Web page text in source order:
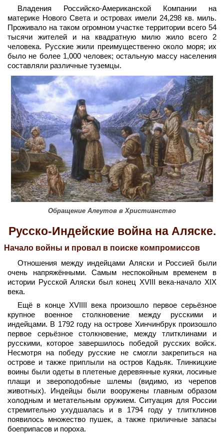
Владения Российско-Американской Компании на
материке Нового Света и островах имели 24,298 кв. миль.
Проживало на таком огромном участке территории всего 54
тысячи жителей и на квадратную милю жило всего 2
человека. Русские жили преимущественно около моря; их
было не более 1,000 человек; остальную массу населения
составляли различные туземцы.
Обращение Алеутов в Христианство
Русско-Индейские война на Аляске.
Начало войны и провал в поиске компромиссов
Отношения между индейцами Аляски и Россией были
очень напряжёнными. Самым неспокойным временем в
истории Русской Аляски был конец XVIII века-начало XIX
века.
Ещё в конце XVIIII века произошло первое серьёзное
крупное военное столкновение между русскими и
индейцами. В 1792 году на острове Хинчинбрук произошло
первое серьёзное столкновение, между тлитклинами и
русскими, которое завершилось победой русских войск.
Несмотря на победу русские не смогли закрепиться на
острове и также приплыли на остров Кадьяк. Тлинкицкие
воины были одеты в плетеные деревянные куяки, лосиные
плащи и звероподобные шлемы (видимо, из черепов
животных). Индейцы были вооружены главным образом
холодным и метательным оружием. Ситуация для России
стремительно ухудшалась и в 1794 году у тлитклинов
появилось множество пушек, а также приличные запасы
боеприпасов и пороха.